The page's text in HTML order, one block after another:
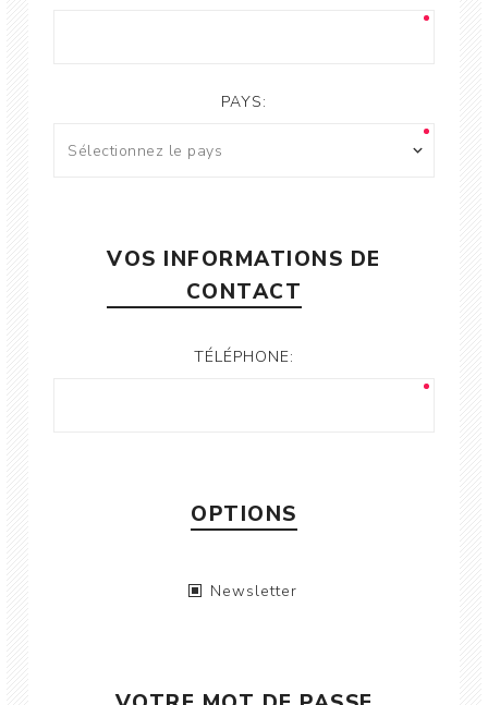
PAYS:
VOS INFORMATIONS DE
CONTACT
TÉLÉPHONE:
OPTIONS
Newsletter